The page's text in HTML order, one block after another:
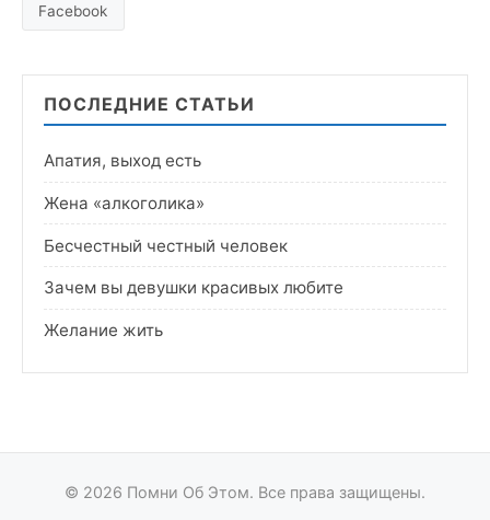
Facebook
ПОСЛЕДНИЕ СТАТЬИ
Апатия, выход есть
Жена «алкоголика»
Бесчестный честный человек
Зачем вы девушки красивых любите
Желание жить
© 2026 Помни Об Этом. Все права защищены.